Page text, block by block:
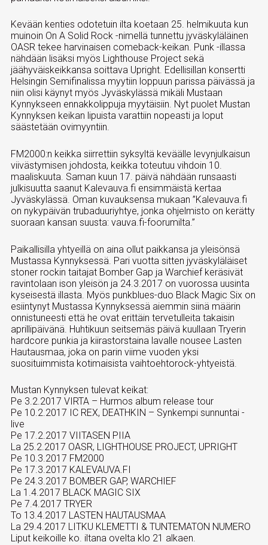
Kevään kenties odotetuin ilta koetaan 25. helmikuuta kun
muinoin On A Solid Rock -nimellä tunnettu jyväskyläläinen
OASR tekee harvinaisen comeback-keikan. Punk -illassa
nähdään lisäksi myös Lighthouse Project sekä
jäähyväiskeikkansa soittava Upright. Edellisillan konsertti
Helsingin Semifinalissa myytiin loppuun parissa päivässä ja
niin olisi käynyt myös Jyväskylässä mikäli Mustaan
Kynnykseen ennakkolippuja myytäisiin. Nyt puolet Mustan
Kynnyksen keikan lipuista varattiin nopeasti ja loput
säästetään ovimyyntiin.
FM2000:n keikka siirrettiin syksyltä keväälle levynjulkaisun
viivästymisen johdosta, keikka toteutuu vihdoin 10.
maaliskuuta. Saman kuun 17. päivä nähdään runsaasti
julkisuutta saanut Kalevauva.fi ensimmäistä kertaa
Jyväskylässä. Oman kuvauksensa mukaan ”Kalevauva.fi
on nykypäivän trubaduuriyhtye, jonka ohjelmisto on kerätty
suoraan kansan suusta: vauva.fi-foorumilta.”
Paikallisilla yhtyeillä on aina ollut paikkansa ja yleisönsä
Mustassa Kynnyksessä. Pari vuotta sitten jyväskyläläiset
stoner rockin taitajat Bomber Gap ja Warchief keräsivät
ravintolaan ison yleisön ja 24.3.2017 on vuorossa uusinta
kyseisestä illasta. Myös punkblues-duo Black Magic Six on
esiintynyt Mustassa Kynnyksessä aiemmin siinä määrin
onnistuneesti että he ovat erittäin tervetulleita takaisin
aprillipäivänä. Huhtikuun seitsemäs päivä kuullaan Tryerin
hardcore punkia ja kiirastorstaina lavalle nousee Lasten
Hautausmaa, joka on parin viime vuoden yksi
suosituimmista kotimaisista vaihtoehtorock-yhtyeistä.
Mustan Kynnyksen tulevat keikat:
Pe 3.2.2017 VIRTA – Hurmos album release tour
Pe 10.2.2017 IC REX, DEATHKIN – Synkempi sunnuntai -
live
Pe 17.2.2017 VIITASEN PIIA
La 25.2.2017 OASR, LIGHTHOUSE PROJECT, UPRIGHT
Pe 10.3.2017 FM2000
Pe 17.3.2017 KALEVAUVA.FI
Pe 24.3.2017 BOMBER GAP, WARCHIEF
La 1.4.2017 BLACK MAGIC SIX
Pe 7.4.2017 TRYER
To 13.4.2017 LASTEN HAUTAUSMAA
La 29.4.2017 LITKU KLEMETTI & TUNTEMATON NUMERO
Liput keikoille ko. iltana ovelta klo 21 alkaen.